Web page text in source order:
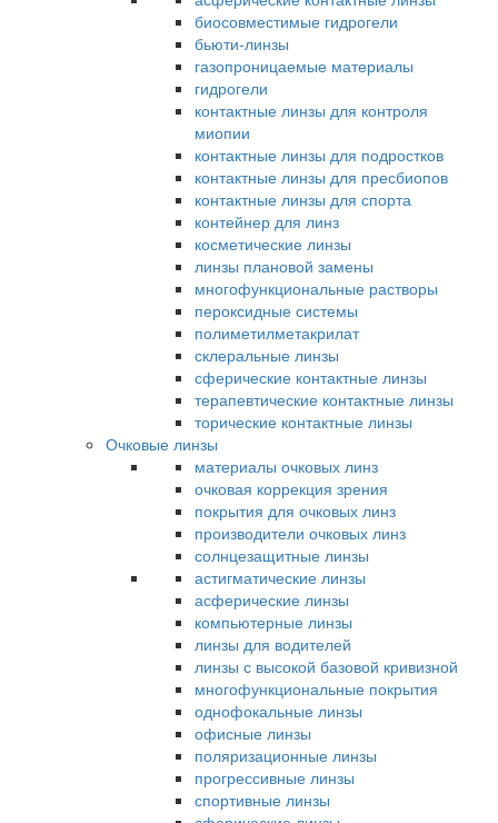
биосовместимые гидрогели
бьюти-линзы
газопроницаемые материалы
гидрогели
контактные линзы для контроля
миопии
контактные линзы для подростков
контактные линзы для пресбиопов
контактные линзы для спорта
контейнер для линз
косметические линзы
линзы плановой замены
многофункциональные растворы
пероксидные системы
полиметилметакрилат
склеральные линзы
сферические контактные линзы
терапевтические контактные линзы
торические контактные линзы
Очковые линзы
материалы очковых линз
очковая коррекция зрения
покрытия для очковых линз
производители очковых линз
солнцезащитные линзы
астигматические линзы
асферические линзы
компьютерные линзы
линзы для водителей
линзы с высокой базовой кривизной
многофункциональные покрытия
однофокальные линзы
офисные линзы
поляризационные линзы
прогрессивные линзы
спортивные линзы